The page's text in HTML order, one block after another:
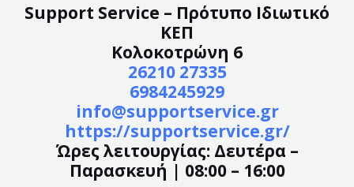
Support Service – Πρότυπο Ιδιωτικό
ΚΕΠ
Κολοκοτρώνη 6
26210 27335
6984245929
info@supportservice.gr
https://supportservice.gr/
Ώρες λειτουργίας: Δευτέρα –
Παρασκευή | 08:00 – 16:00